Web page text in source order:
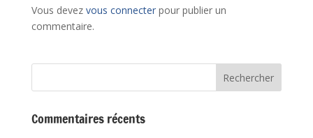
Vous devez vous connecterpour publier un
commentaire.
Commentaires récents